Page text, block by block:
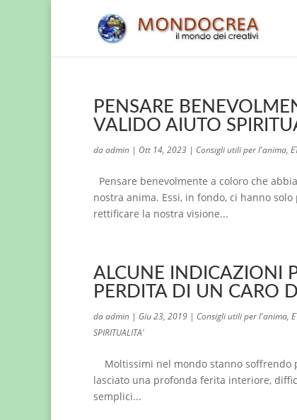
PENSARE
VALIDO AIUTO
daadmin | Ott 14, 2023 | Consigli utili per l'anima,
Pensare benevolmente a coloro che
nostra anima. Essi, in fondo, ci hanno
rettificare la nostra visione...
ALCUNE INDICAZIONI
PERDITA DI UN CARO
daadmin | Giu 23, 2019 | Consigli utili per l'anima,
SPIRITUALITA'
Moltissimi nel mondo stanno soffrendo
lasciato una profonda ferita interiore,
semplici...